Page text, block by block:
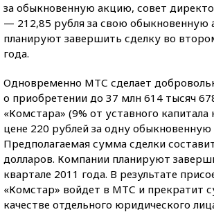
за обыкновенную акцию, совет
— 212,85 рубля за свою обыкновенную
планируют завершить сделку во
года.
Одновременно МТС сделает
о приобретении до 37 млн 614 тысяч
«Комстара» (9% от уставного
цене 220 рублей за одну
Предполагаемая сумма сделки
долларов. Компании планируют
квартале 2011 года. В результате
«Комстар» войдет в МТС и прекратит
качестве отдельного юридического